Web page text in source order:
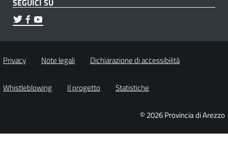
Privacy Note legali Dichiarazione di accessibilità
Whistleblowing Il progetto Statistiche
© 2026 Provincia di Arezzo